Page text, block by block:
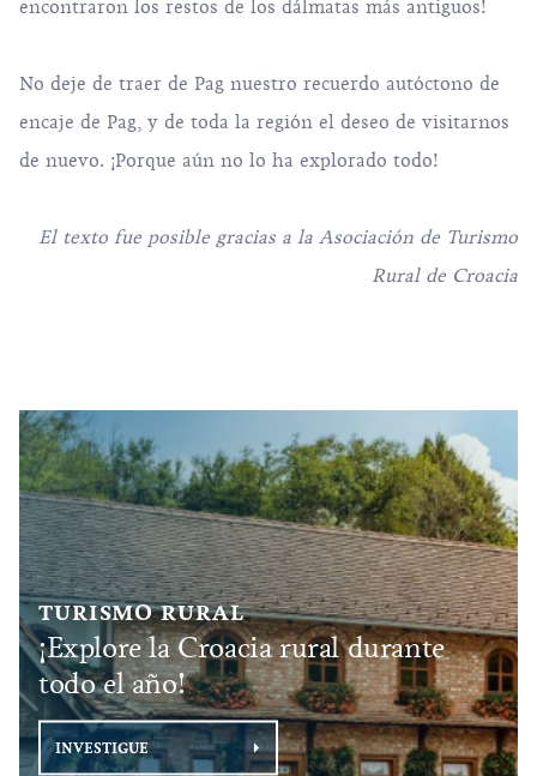
encontraron los restos de los dálmatas más antiguos!
No deje de traer de Pag nuestro recuerdo autóctono de
encaje de Pag, y de toda la región el deseo de visitarnos
de nuevo. ¡Porque aún no lo ha explorado todo!
El texto fue posible gracias a la Asociación de Turismo
Rural de Croacia
TURISMO RURAL
¡Explore la Croacia rural durante
todo el año!
INVESTIGUE